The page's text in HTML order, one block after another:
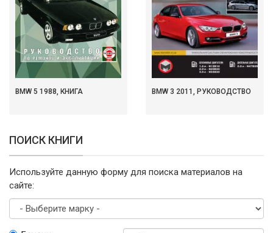
BMW 5 1988, КНИГА BMW 3 2011, РУКОВОДСТВО
ПОИСК КНИГИ
Используйте данную форму для поиска материалов на
сайте: